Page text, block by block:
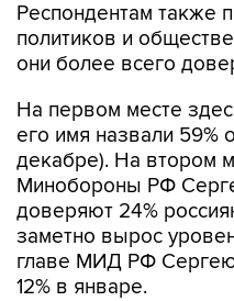
Респондентам также
политиков и
они более всего
На первом месте
его имя назвали 59%
декабре). На втором
Минобороны РФ
доверяют 24%
заметно вырос
главе МИД РФ
12% в январе.